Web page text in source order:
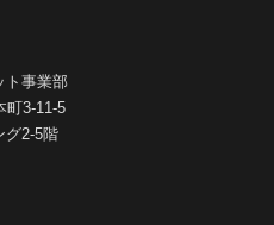
事業部
3-11-5
グ2-5階